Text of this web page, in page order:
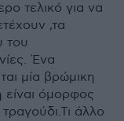
τελικό για να
,τα
του
Ένα
μία βρώμικη
είναι όμορφος
άλλο